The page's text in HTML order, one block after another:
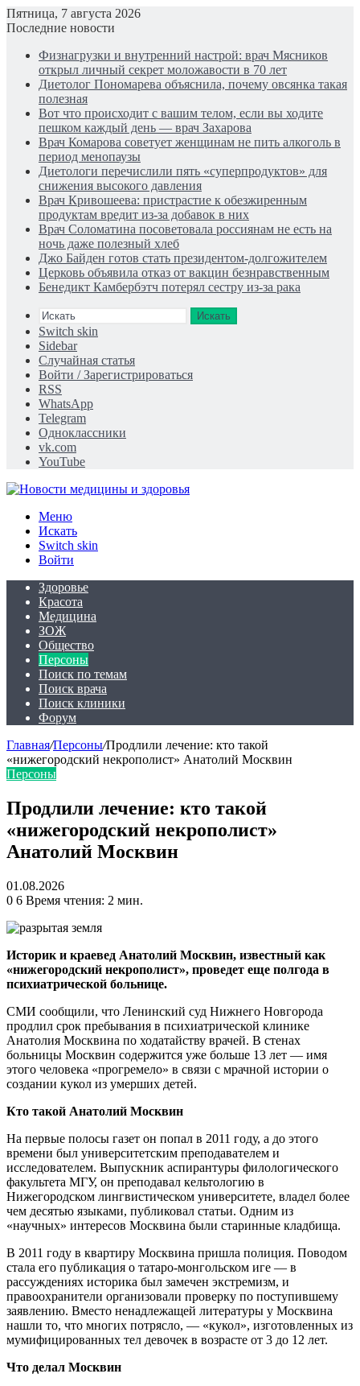
Пятница, 7 августа 2026
Последние новости
Физнагрузки и внутренний настрой: врач Мясников
открыл личный секрет моложавости в 70 лет
Диетолог Пономарева объяснила, почему овсянка такая
полезная
Вот что происходит с вашим телом, если вы ходите
пешком каждый день — врач Захарова
Врач Комарова советует женщинам не пить алкоголь в
период менопаузы
Диетологи перечислили пять «суперпродуктов» для
снижения высокого давления
Врач Кривошеева: пристрастие к обезжиренным
продуктам вредит из-за добавок в них
Врач Соломатина посоветовала россиянам не есть на
ночь даже полезный хлеб
Джо Байден готов стать президентом-долгожителем
Церковь объявила отказ от вакцин безнравственным
Бенедикт Камбербэтч потерял сестру из-за рака
Искать
Switch skin
Sidebar
Случайная статья
Войти / Зарегистрироваться
RSS
WhatsApp
Telegram
Одноклассники
vk.com
YouTube
Меню
Искать
Switch skin
Войти
Здоровье
Красота
Медицина
ЗОЖ
Общество
Персоны
Поиск по темам
Поиск врача
Поиск клиники
Форум
Главная/Персоны/Продлили лечение: кто такой
«нижегородский некрополист» Анатолий Москвин
Персоны
Продлили лечение: кто такой
«нижегородский некрополист»
Анатолий Москвин
01.08.2026
0 6 Время чтения: 2 мин.
Историк и краевед Анатолий Москвин, известный как
«нижегородский некрополист», проведет еще полгода в
психиатрической больнице.
СМИ сообщили, что Ленинский суд Нижнего Новгорода
продлил срок пребывания в психиатрической клинике
Анатолия Москвина по ходатайству врачей. В стенах
больницы Москвин содержится уже больше 13 лет — имя
этого человека «прогремело» в связи с мрачной истории о
создании кукол из умерших детей.
Кто такой Анатолий Москвин
На первые полосы газет он попал в 2011 году, а до этого
времени был университетским преподавателем и
исследователем. Выпускник аспирантуры филологического
факультета МГУ, он преподавал кельтологию в
Нижегородском лингвистическом университете, владел более
чем десятью языками, публиковал статьи. Одним из
«научных» интересов Москвина были старинные кладбища.
В 2011 году в квартиру Москвина пришла полиция. Поводом
стала его публикация о татаро-монгольском иге — в
рассуждениях историка был замечен экстремизм, и
правоохранители организовали проверку по поступившему
заявлению. Вместо ненадлежащей литературы у Москвина
нашли то, что многих потрясло, — «кукол», изготовленных из
мумифицированных тел девочек в возрасте от 3 до 12 лет.
Что делал Москвин